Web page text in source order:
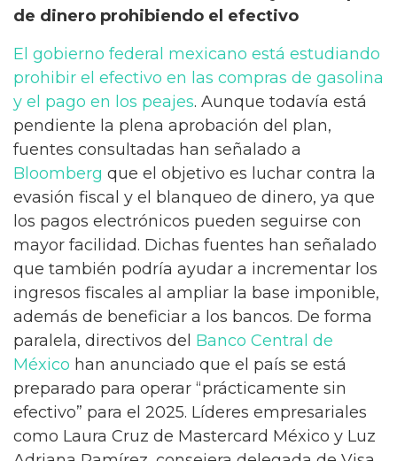
de dinero prohibiendo el efectivo
El gobierno federal mexicano está estudiando
prohibir el efectivo en las compras de gasolina
y el pago en los peajes. Aunque todavía está
pendiente la plena aprobación del plan,
fuentes consultadas han señalado a
Bloomberg que el objetivo es luchar contra la
evasión fiscal y el blanqueo de dinero, ya que
los pagos electrónicos pueden seguirse con
mayor facilidad. Dichas fuentes han señalado
que también podría ayudar a incrementar los
ingresos fiscales al ampliar la base imponible,
además de beneficiar a los bancos. De forma
paralela, directivos del Banco Central de
México han anunciado que el país se está
preparado para operar “prácticamente sin
efectivo” para el 2025. Líderes empresariales
como Laura Cruz de Mastercard México y Luz